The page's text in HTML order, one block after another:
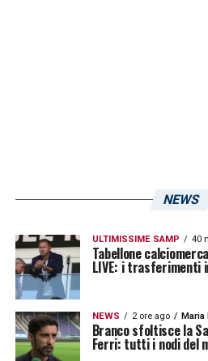
NEWS
ULTIMISSIME SAMP 40
Tabellone
LIVE: i trasferimenti
NEWS 2 ore ago Maria
Branco sfoltisce la
Ferri: tutti i nodi del